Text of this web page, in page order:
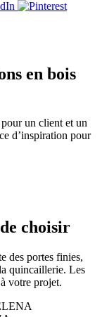
en bois
un client et un
d’inspiration pour
choisir
des portes finies,
quincaillerie. Les
votre projet.